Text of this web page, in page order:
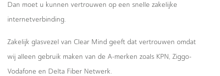
Dan moet u kunnen vertrouwen op een snelle zakelijke
internetverbinding.
Zakelijk glasvezel van Clear Mind geeft dat vertrouwen omdat
wij alleen gebruik maken van de A-merken zoals KPN, Ziggo-
Vodafone en Delta Fiber Netwerk.